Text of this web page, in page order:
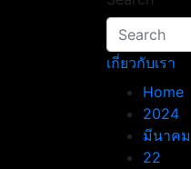
เกี่ยวกับเรา
Home
2024
มีนาคม
22